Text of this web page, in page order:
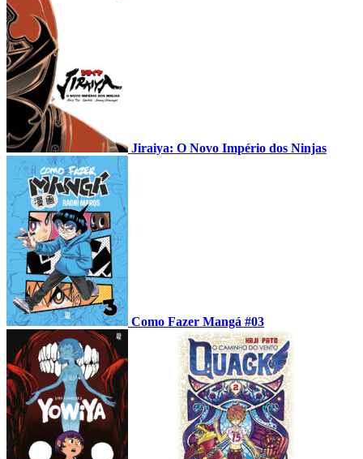
Jiraiya: O Novo Império dos Ninjas
Como Fazer Mangá #03